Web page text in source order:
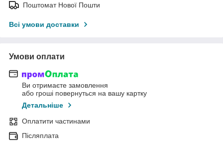
Поштомат Нової Пошти
Всі умови доставки
Умови оплати
Ви отримаєте замовлення
або гроші повернуться на вашу картку
Детальніше
Оплатити частинами
Післяплата